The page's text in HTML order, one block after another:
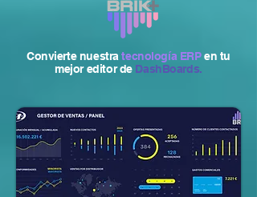
Convierte nuestratecnología ERPen tu
mejor editor de DashBoards.